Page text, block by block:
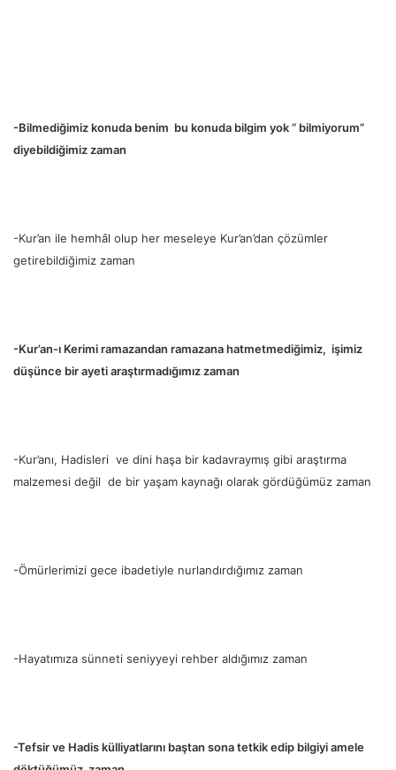
-Bilmediğimiz konuda benim bu konuda bilgim yok “ bilmiyorum”
diyebildiğimiz zaman
-Kur’an ile hemhâl olup her meseleye Kur’an’dan çözümler
getirebildiğimiz zaman
-Kur’an-ı Kerimi ramazandan ramazana hatmetmediğimiz, işimiz
düşünce bir ayeti araştırmadığımız zaman
-Kur’anı, Hadisleri ve dini haşa bir kadavraymış gibi araştırma
malzemesi değil de bir yaşam kaynağı olarak gördüğümüz zaman
-Ömürlerimizi gece ibadetiyle nurlandırdığımız zaman
-Hayatımıza sünneti seniyyeyi rehber aldığımız zaman
-Tefsir ve Hadis külliyatlarını baştan sona tetkik edip bilgiyi amele